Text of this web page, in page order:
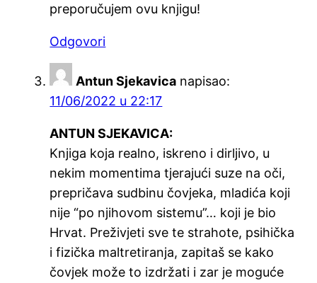
preporučujem ovu knjigu!
Odgovori
Antun Sjekavica napisao:
11/06/2022 u 22:17
ANTUN SJEKAVICA:
Knjiga koja realno, iskreno i dirljivo, u
nekim momentima tjerajući suze na oči,
prepričava sudbinu čovjeka, mladića koji
nije “po njihovom sistemu”… koji je bio
Hrvat. Preživjeti sve te strahote, psihička
i fizička maltretiranja, zapitaš se kako
čovjek može to izdržati i zar je moguće